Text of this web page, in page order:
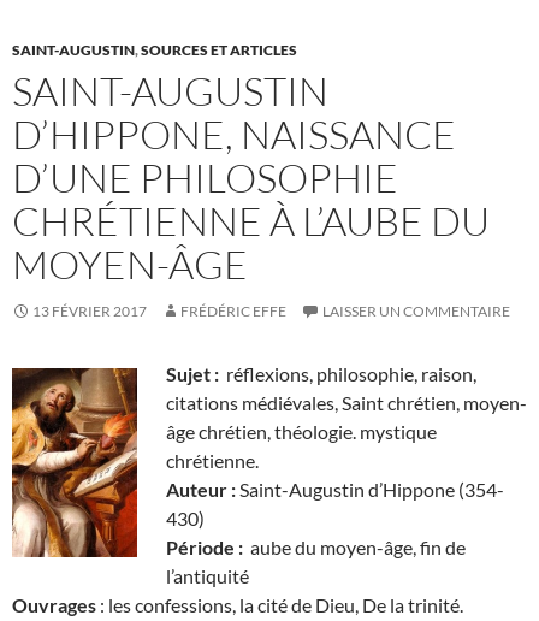
SAINT-AUGUSTIN,SOURCES ET ARTICLES
SAINT-AUGUSTIN
D’HIPPONE, NAISSANCE
D’UNE PHILOSOPHIE
CHRÉTIENNE À L’AUBE DU
MOYEN-ÂGE
13 FÉVRIER 2017 FRÉDÉRIC EFFE LAISSER UN COMMENTAIRE
Sujet : réflexions, philosophie, raison,
citations médiévales, Saint chrétien, moyen-
âge chrétien, théologie. mystique
chrétienne.
Auteur :Saint-Augustin d’Hippone (354-
430)
Période : aube du moyen-âge, fin de
l’antiquité
Ouvrages : les confessions, la cité de Dieu, De la trinité.